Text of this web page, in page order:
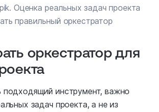
Оценка реальных задач проекта
правильный оркестратор
оркестратор для
подходящий инструмент, важно
задач проекта, а не из